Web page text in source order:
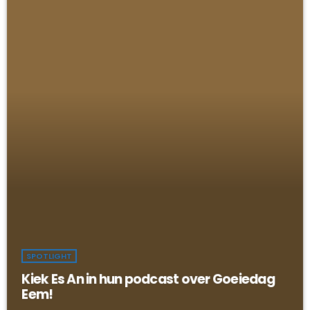
SPOTLIGHT
Kiek Es An in hun podcast over Goeiedag
Eem!